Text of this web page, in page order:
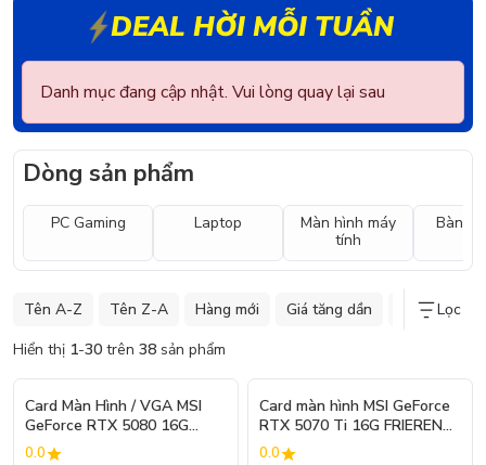
DEAL HỜI MỖI TUẦN
Danh mục đang cập nhật. Vui lòng quay lại sau
Dòng sản phẩm
PC Gaming Laptop
Màn hình máy
tính
Bàn
Hiển thị 1-30 trên 38 sản phẩm
Tên A-Z Tên Z-A Hàng mới Giá tăng dần Giá giảm dần
Lọc
Card Màn Hình / VGA MSI
GeForce RTX 5080 16G
GAMING TRIO OC WHITE
0.0
Card màn hình MSI GeForce
RTX 5070 Ti 16G FRIEREN
EDITION OC 16GB GDDR7
0.0